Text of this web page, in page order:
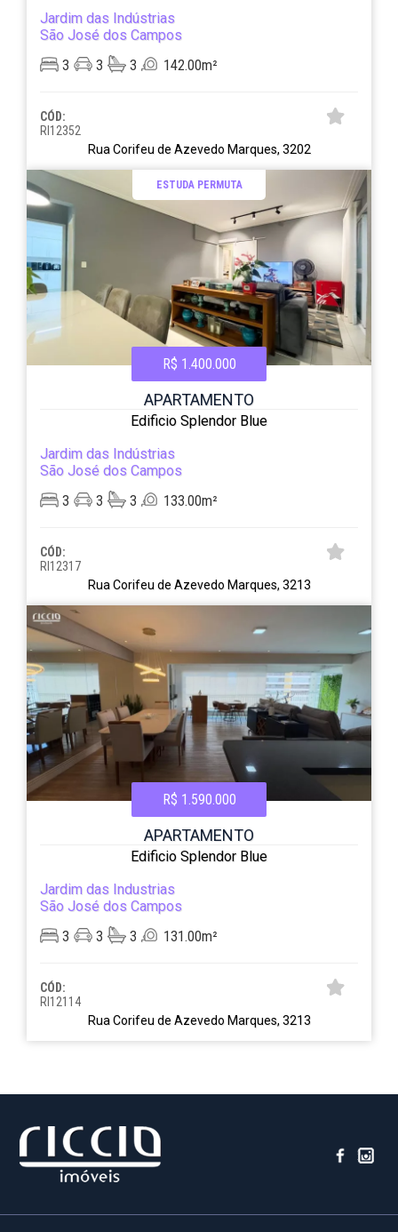
Jardim das Indústrias
São José dos Campos
3
3 3 142.00m²
CÓD:
RI12352
Rua Corifeu de Azevedo Marques, 3202
ESTUDA PERMUTA
R$ 1.400.000
APARTAMENTO
Edificio Splendor Blue
Jardim das Indústrias
São José dos Campos
3
3 3 133.00m²
CÓD:
RI12317
Rua Corifeu de Azevedo Marques, 3213
R$ 1.590.000
APARTAMENTO
Edificio Splendor Blue
Jardim das Industrias
São José dos Campos
3
3 3 131.00m²
CÓD:
RI12114
Rua Corifeu de Azevedo Marques, 3213